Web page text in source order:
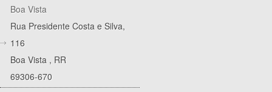
Boa Vista
Rua Presidente Costa e Silva,
116
Boa Vista , RR
69306-670